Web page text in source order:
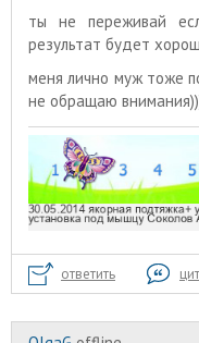
ты не переживай
результат будет
меня лично муж тоже
не обращаю
ответить